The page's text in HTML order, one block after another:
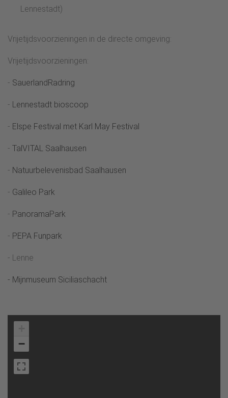
Lennestadt)
Vrijetijdsvoorzieningen in de directe omgeving:
Vrijetijdsvoorzieningen:
- SauerlandRadring
- Lennestadt bioscoop
- Elspe Festival met Karl May Festival
- TalVITAL Saalhausen
- Natuurbelevenisbad Saalhausen
- Galileo Park
- PanoramaPark
- PEPA Funpark
- Lenne
- Mijnmuseum Siciliaschacht
−